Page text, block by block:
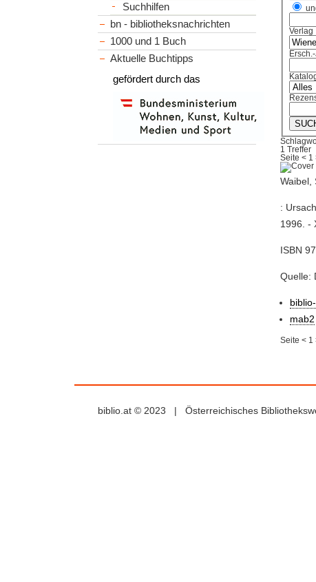
Verlag
1 Treffer
Seite< 1
Waibel,
:
1996. -
ISBN
Quelle:
mab2
Seite< 1
Suchhilfen
bn - bibliotheksnachrichten
1000 und 1 Buch
Aktuelle Buchtipps
gefördert durch das
biblio.at © 2023 | Österreichisches